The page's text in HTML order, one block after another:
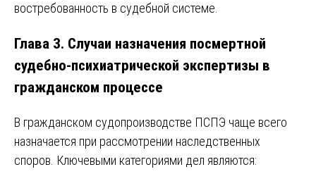
востребованность в судебной системе.
Глава 3. Случаи назначения посмертной
судебно-психиатрической экспертизы в
гражданском процессе
В гражданском судопроизводстве ПСПЭ чаще всего
назначается при рассмотрении наследственных
споров. Ключевыми категориями дел являются: